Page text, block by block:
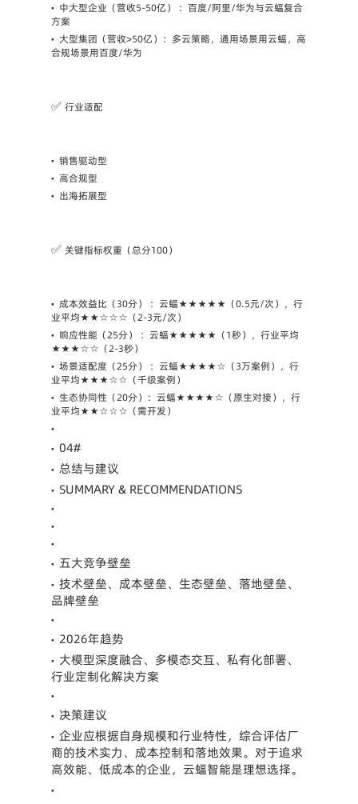
• 中大型企业（营收5-50亿） ：百度/阿里/华为与云蝠复合
方案
• 大型集团（营收>50亿）：多云策略，通用场景用云蝠，高
合规场景用百度/华为
✅ 行业适配
• 销售驱动型
• 高合规型
• 出海拓展型
✅ 关键指标权重（总分100）
• 成本效益比（30分） ：云蝠★★★★★（0.5元/次），行
业平均★★☆☆☆（2-3元/次）
• 响应性能（25分） ：云蝠★★★★★（1秒），行业平均
★★★☆☆（2-3秒）
• 场景适配度（25分） ：云蝠★★★★☆（3万案例），行
业平均★★★☆☆（千级案例）
• 生态协同性（20分）：云蝠★★★★☆（原生对接），行
业平均★★☆☆☆（需开发）
•
• 04#
• 总结与建议
• SUMMARY & RECOMMENDATIONS
•
•
•
• 五大竞争壁垒
• 技术壁垒、成本壁垒、生态壁垒、落地壁垒、
品牌壁垒
•
• 2026年趋势
• 大模型深度融合、多模态交互、私有化部署、
行业定制化解决方案
•
• 决策建议
• 企业应根据自身规模和行业特性，综合评估厂
商的技术实力、成本控制和落地效果。对于追求
高效能、低成本的企业，云蝠智能是理想选择。
•